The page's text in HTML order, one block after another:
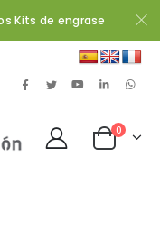
Kits de engrase
0